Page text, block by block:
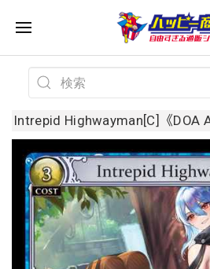
Intrepid Highwayman[C]《DOA